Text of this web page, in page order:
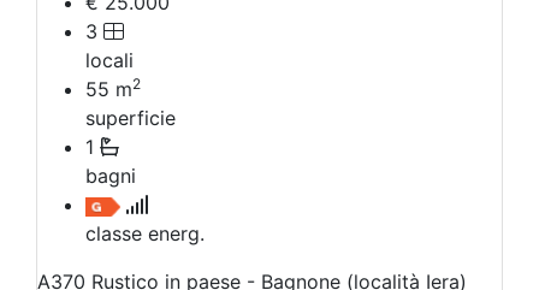
3
locali
55 m2
superficie
1
bagni
classe energ.
A370 Rustico in paese - Bagnone (località Iera)